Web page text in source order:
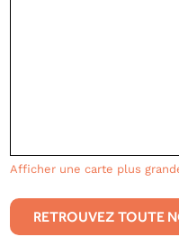
Afficher une carte plus
RETROUVEZ TOUTE